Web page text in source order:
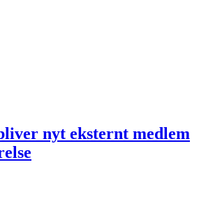
nyt eksternt medlem